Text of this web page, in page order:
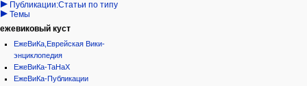
Публикации:Статьи по типу
Темы
ежевиковый куст
ЕжеВиКа,Еврейская Вики-
энциклопедия
ЕжеВиКа-ТаНаХ
ЕжеВиКа-Публикации